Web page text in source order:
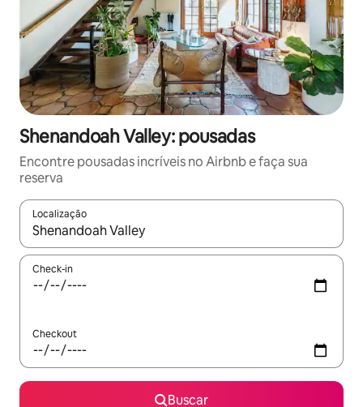
Shenandoah Valley: pousadas
Encontre pousadas incríveis no Airbnb e faça sua
reserva
Localização
Quando os resultados estiverem disponíveis, explore-os
Check-in
Checkout
Buscar